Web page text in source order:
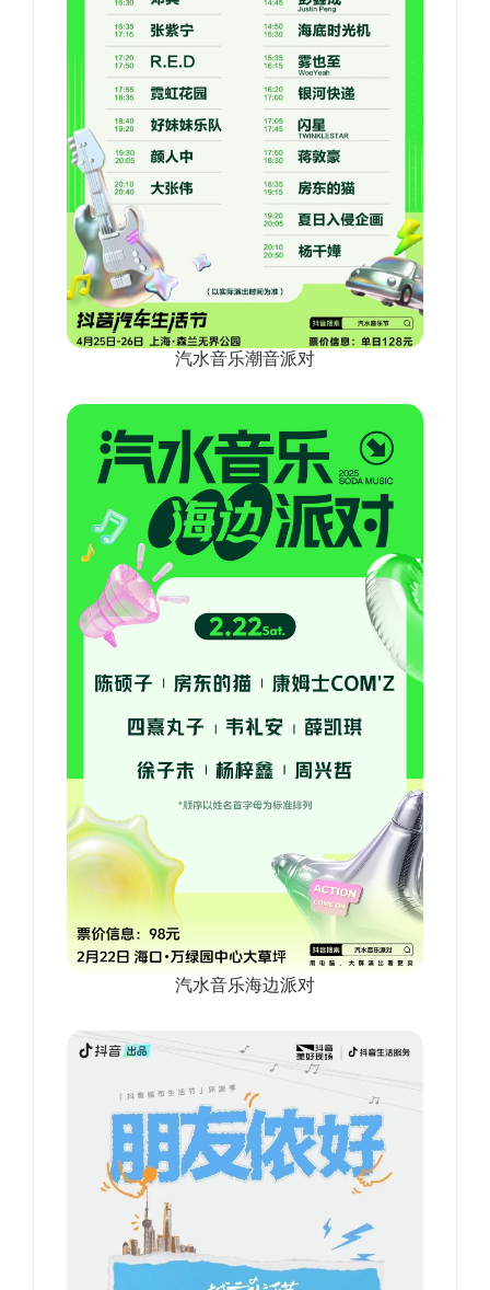
汽水音乐潮音派对
汽水音乐海边派对